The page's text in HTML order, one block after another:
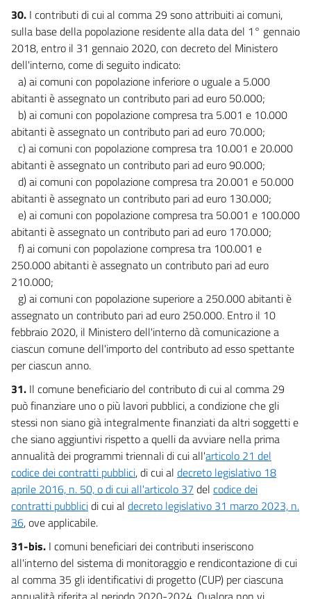
30. I contributi di cui al comma 29 sono attribuiti ai comuni,
sulla base della popolazione residente alla data del 1° gennaio
2018, entro il 31 gennaio 2020, con decreto del Ministero
dell'interno, come di seguito indicato:
a) ai comuni con popolazione inferiore o uguale a 5.000
abitanti è assegnato un contributo pari ad euro 50.000;
b) ai comuni con popolazione compresa tra 5.001 e 10.000
abitanti è assegnato un contributo pari ad euro 70.000;
c) ai comuni con popolazione compresa tra 10.001 e 20.000
abitanti è assegnato un contributo pari ad euro 90.000;
d) ai comuni con popolazione compresa tra 20.001 e 50.000
abitanti è assegnato un contributo pari ad euro 130.000;
e) ai comuni con popolazione compresa tra 50.001 e 100.000
abitanti è assegnato un contributo pari ad euro 170.000;
f) ai comuni con popolazione compresa tra 100.001 e
250.000 abitanti è assegnato un contributo pari ad euro
210.000;
g) ai comuni con popolazione superiore a 250.000 abitanti è
assegnato un contributo pari ad euro 250.000. Entro il 10
febbraio 2020, il Ministero dell'interno dà comunicazione a
ciascun comune dell'importo del contributo ad esso spettante
per ciascun anno.
31. Il comune beneficiario del contributo di cui al comma 29
può finanziare uno o più lavori pubblici, a condizione che gli
stessi non siano già integralmente finanziati da altri soggetti e
che siano aggiuntivi rispetto a quelli da avviare nella prima
annualità dei programmi triennali di cui all'articolo 21 del
codice dei contratti pubblici, di cui al decreto legislativo 18
aprile 2016, n. 50, o di cui all'articolo 37 del codice dei
contratti pubblicidi cui al decreto legislativo 31 marzo 2023, n.
36, ove applicabile.
31-bis. I comuni beneficiari dei contributi inseriscono
all'interno del sistema di monitoraggio e rendicontazione di cui
al comma 35 gli identificativi di progetto (CUP) per ciascuna